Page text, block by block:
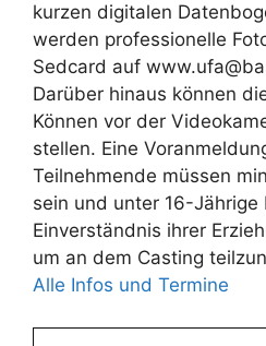
kurzen digitalen
werden professionelle
Sedcard auf
Darüber hinaus können
Können vor der
stellen. Eine
Teilnehmende müssen
sein und unter 16-Jährige
Einverständnis ihrer
um an dem Casting
Alle Infos und Termine